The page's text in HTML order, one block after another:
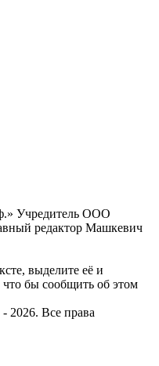
Учредитель ООО
редактор Машкевич
выделите её и
бы сообщить об этом
2026. Все права